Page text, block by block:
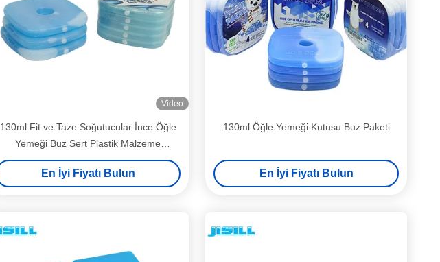
Video
130ml Fit ve Taze Soğutucular İnce Öğle
Yemeği Buz Sert Plastik Malzeme
Paketleri
En İyi Fiyatı Bulun
130ml Öğle Yemeği Kutusu Buz Paketi
En İyi Fiyatı Bulun